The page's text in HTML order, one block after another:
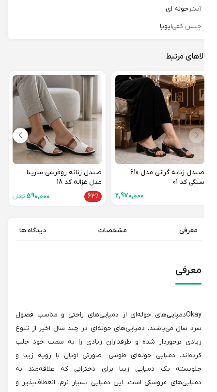
آسترحوله ای
جنس کفی ایویا
مرتبط
صندل زنانه گراتی مدل 610
سنگی کد 01
2,970,000
صندل زنانه روفرشی سارینا
مدل غزاله کد 18
63%
590,000تومان
معرفی مشخصات دیدگاه ها
معرفی
Okayدمپایی‌های حوله‌ای از دمپایی‌های راحتی و مناسب فصول
سرد سال می‌باشند. دمپایی‌های حوله‌ای در چند سال اخیر از تنوع
زیادی برخوردار شده و طرفداران زیادی را به سمت خود جلب
کرده‌اند. دمپایی حوله‌ای طوسی- صورتی اوپال با رویه زیبا و
جلوبسته یک دمپایی زیبا برای دخترانی که علاقه‌مند به
دمپایی‌های عروسکی است. این دمپایی بسیار نرم، انعطاف‌پذیر و